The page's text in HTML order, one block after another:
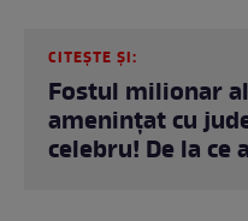
CITEȘTE ȘI:
Fostul milionar
amenințat cu
celebru! De la ce